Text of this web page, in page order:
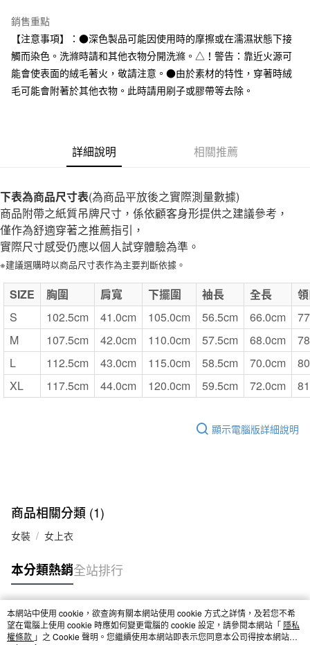
台灣樂天信用卡公司
全家取貨付款
每筆NT$65，滿NT$1,000(含以上)免運費
付款後全家取貨
每筆NT$65，滿NT$1,000(含以上)免運費
每筆NT$65，滿NT$1,000(含以上)免運費
付款後7-11取貨
宅配
每筆NT$150，滿NT$2,000(含以上)免運費
無印良品門市自取
銷售重點
【注意事項】：●深色製品可能因使用時的摩擦或在濡濕狀態下接
觸而染色。洗滌時請和其他衣物分開洗滌。△！警告：靠近火源可
能會使表面的絨毛著火，敬請注意。●由於素材的特性，穿著時絨
毛可能會附著於其他衣物。此時請用刷子或膠帶等去除。
詳細說明 相關推薦
下表為商品尺寸表(為商品平放後之實際測量數據)
商品附帶之紙質吊牌尺寸，係依顧客身形提供之建議參考，
僅作為舒適穿著之推薦指引，
實際尺寸感受仍應以個人試穿體驗為準。
※建議選購時以商品尺寸表作為主要判斷依據。
SIZE 胸圍 肩寬 下擺圍 袖長 全長
S
102.5cm 41.0cm 105.0cm 56.5cm 66.0cm
M
107.5cm 42.0cm 110.0cm 57.5cm 68.0cm
L
112.5cm 43.0cm 115.0cm 58.5cm 70.0cm
XL
117.5cm 44.0cm 120.0cm 59.5cm 72.0cm
顯示電腦版詳細說明
商品相關分類 (1)
女裝 女上衣
本分類熱銷全站排行
熱門標籤
本網站中使用 cookie，欲查詢有關本網站使用 cookie 方式之詳情，及若您不希
望在電腦上使用 cookie 時應如何變更電腦的 cookie 設定，請參閱本網站「 隱私
權條款 」之 Cookie 聲明。您繼續使用本網站即表示您同意本公司得按本網站使